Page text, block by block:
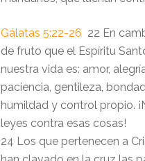
Gálatas 5:22-26 22 En
de fruto que el Espíritu
nuestra vida es: amor,
paciencia, gentileza,
humildad y control propio.
leyes contra esas cosas!
24 Los que pertenecen a